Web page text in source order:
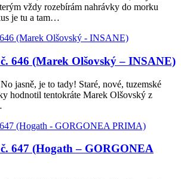
vždy rozebírám nahrávky do morku
je tu a tam…
646 (Marek Olšovský – INSANE)
jasně, je to tady! Staré, nové, tuzemské
hodnotil tentokráte Marek Olšovský z
647 (Hogath – GORGONEA